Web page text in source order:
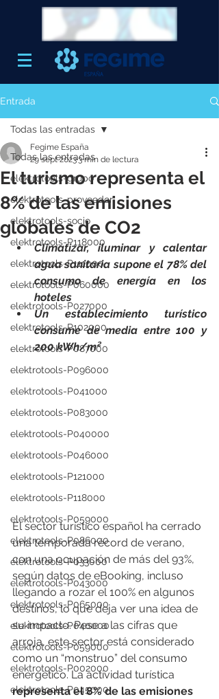
Entrada
Todas las entradas
elektrotools-grupo
elektrotools-proveedor
elektrotools-socio
elektrotools-P118000
elektrotools-P111000
elektrotools-P060000
elektrotools-P027000
elektrotools-P102000
elektrotools-P087000
elektrotools-P096000
elektrotools-P041000
elektrotools-P083000
elektrotools-P040000
elektrotools-P046000
elektrotools-P121000
elektrotools-P118000
elektrotools-P059000
elektrotools-P086000
elektrotools-P033000
elektrotools-P043000
elektrotools-P065000
elektrotools-P040000
elektrotools-P059000
elektrotools-P002000
elektrotools-P045000
Todas las entradas
El turismo representa el
8% de las emisiones
globales de CO2
Fegime España
29 sept 20233 min de lectura
Climatizar, iluminar y calentar
agua sanitaria supone el 78% del
consumo de energía en los
hoteles
Un establecimiento turístico
consume de media entre 100 y
200 kWh/m²
El sector turístico español ha cerrado
una temporada récord de verano,
con una ocupación de más del 93%,
según datos de eBooking, incluso
llegando a rozar el 100% en algunos
destinos, lo que deja ver una idea de
su impacto. Pese a las cifras que
arroja, este sector está considerado
como un “monstruo” del consumo
energético. La actividad turística
representa el 8% de las emisiones